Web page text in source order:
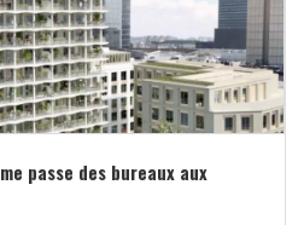
passe des bureaux aux